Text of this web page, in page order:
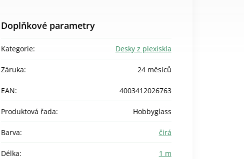
Doplňkové parametry
Kategorie: Desky z plexiskla
Záruka: 24 měsíců
EAN: 4003412026763
Produktová řada: Hobbyglass
Barva: čirá
Délka: 1 m